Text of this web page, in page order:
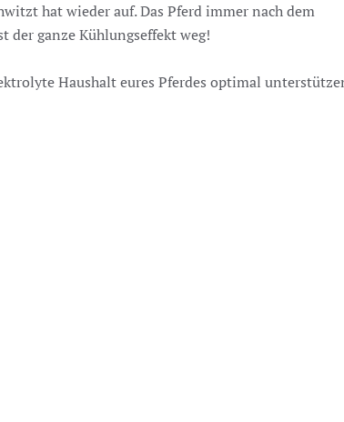
hat wieder auf. Das Pferd immer nach dem
der ganze Kühlungseffekt weg!
Haushalt eures Pferdes optimal